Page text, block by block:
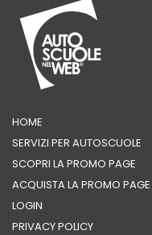
HOME
SERVIZI PER AUTOSCUOLE
SCOPRI LA PROMO PAGE
ACQUISTA LA PROMO PAGE
LOGIN
PRIVACY POLICY